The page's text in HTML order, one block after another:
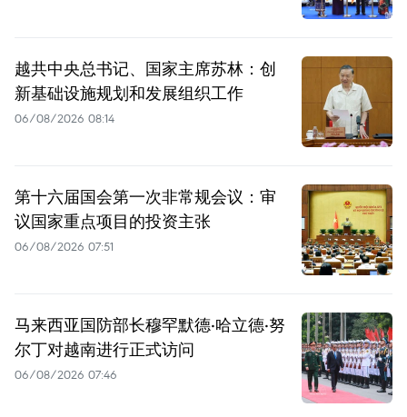
越共中央总书记、国家主席苏林：创
新基础设施规划和发展组织工作
06/08/2026 08:14
第十六届国会第一次非常规会议：审
议国家重点项目的投资主张
06/08/2026 07:51
马来西亚国防部长穆罕默德·哈立德·努
尔丁对越南进行正式访问
06/08/2026 07:46